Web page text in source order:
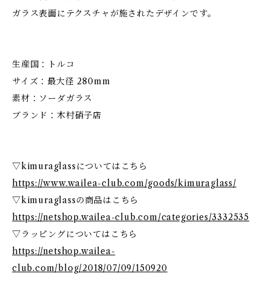
ガラス表面にテクスチャが施されたデザインです。
生産国：トルコ
サイズ：最大径 280mm
素材：ソーダガラス
ブランド：木村硝子店
▽kimuraglassについてはこちら
https://www.wailea-club.com/goods/kimuraglass/
▽kimuraglassの商品はこちら
https://netshop.wailea-club.com/categories/3332535
▽ラッピングについてはこちら
https://netshop.wailea-
club.com/blog/2018/07/09/150920